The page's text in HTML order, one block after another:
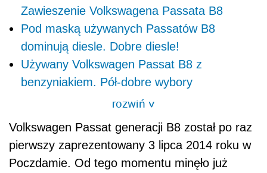
Zawieszenie Volkswagena Passata B8
Pod maską używanych Passatów B8
dominują diesle. Dobre diesle!
Używany Volkswagen Passat B8 z
benzyniakiem. Pół-dobre wybory
rozwiń>
Volkswagen Passat generacji B8 został po raz
pierwszy zaprezentowany 3 lipca 2014 roku w
Poczdamie. Od tego momentu minęło już